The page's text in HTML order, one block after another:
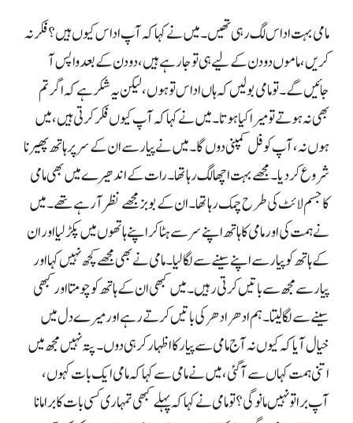
مامی بہت اداس لگ رہی تھیں۔ میں نے کہا کہ آپ اداس کیوں ہیں؟ فکر نہ
کریں، ماموں دو دن کے لیے ہی تو جا رہے ہیں، دو دن کے بعد واپس آ
جائیں گے۔ تو مامی بولیں کہ ہاں اداس تو ہوں، لیکن یہ شکر ہے کہ اگر تم
بھی نہ ہوتے تو میرا کیا ہوتا۔ میں نے کہا کہ آپ کیوں فکر کرتی ہیں، میں
ہوں نہ، آپ کو فل کمپنی دوں گا۔ میں نے پیار سے ان کے سر پر ہاتھ پھیرنا
شروع کر دیا۔ مجھے بہت اچھا لگ رہا تھا۔ رات کے اندھیرے میں بھی مامی
کا جسم لائٹ کی طرح چمک رہا تھا۔ ان کے بوبز مجھے نظر آ رہے تھے۔ میں
نے ہمت کی اور مامی کا ہاتھ اپنے سر سے ہٹا کر اپنے ہاتھوں میں پکڑ لیا اور ان
کے ہاتھ کو پیار سے اپنے سینے سے لگا لیا۔ مامی نے بھی مجھے کچھ نہیں کہا اور
پیار سے مجھ سے باتیں کرتی رہیں۔ میں کبھی ان کے ہاتھ کو چومتا اور کبھی
سینے سے لگا لیتا۔ ہم ادھر ادھر کی باتیں کرتے رہے اور میرے دل میں
خیال آیا کہ کیوں نہ آج مامی سے پیار کا اظہار کر ہی دوں۔ پتہ نہیں مجھ میں
اتنی ہمت کہاں سے آ گئی، میں نے مامی سے کہا کہ مامی ایک بات کہوں،
آپ برا تو نہیں مانو گی؟ تو مامی نے کہا کہ پہلے کبھی تمہاری کسی بات کا برا مانا